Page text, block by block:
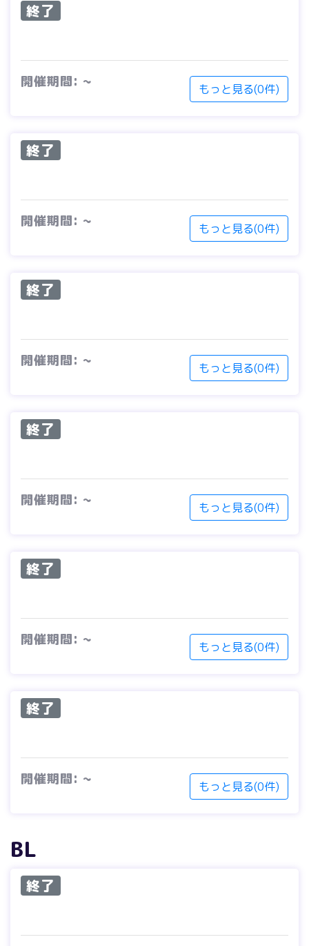
終了
開催期間: ~ もっと見る(0件)
終了
開催期間: ~ もっと見る(0件)
終了
開催期間: ~ もっと見る(0件)
終了
開催期間: ~ もっと見る(0件)
終了
開催期間: ~ もっと見る(0件)
終了
開催期間: ~ もっと見る(0件)
BL
終了